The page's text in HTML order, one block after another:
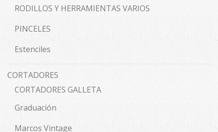
RODILLOS Y HERRAMIENTAS VARIOS
PINCELES
Estenciles
CORTADORES
CORTADORES GALLETA
Graduación
Marcos Vintage